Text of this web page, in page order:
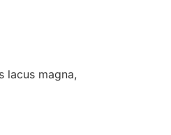
lacus magna,